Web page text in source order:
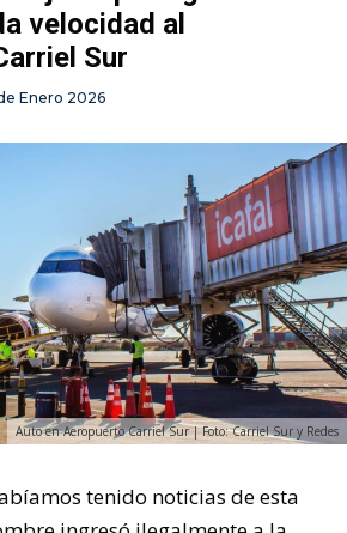
velocidad al
Sur
Enero 2026
Auto en Aeropuerto Carriel Sur | Foto: Carriel Sur y Redes
tenido noticias de esta